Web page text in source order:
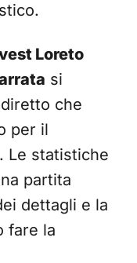
Loreto
si
che
per il
Le statistiche
partita
dettagli e la
fare la